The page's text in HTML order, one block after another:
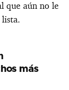
que aún no le
más